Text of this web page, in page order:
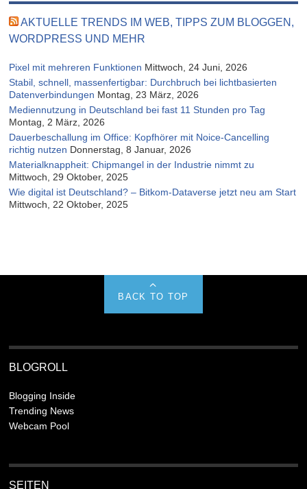
AKTUELLE TRENDS IM WEB, TIPPS ZUM BLOGGEN,
WORDPRESS UND MEHR
Pixel mit mehreren Funktionen Mittwoch, 24 Juni, 2026
Stabil, schnell, massenfertigbar: Durchbruch bei lichtbasierten
Datenverbindungen Montag, 23 März, 2026
Mediennutzung in Deutschland bei fast 11 Stunden pro Tag
Montag, 2 März, 2026
Dauerbeschallung im Office: Kopfhörer mit Noice-Cancelling
richtig nutzen Donnerstag, 8 Januar, 2026
Materialknappheit: Chipmangel in der Industrie nimmt zu
Mittwoch, 29 Oktober, 2025
Wie digital ist Deutschland? – Bitkom-Dataverse jetzt neu am Start
Mittwoch, 22 Oktober, 2025
BACK TO TOP
BLOGROLL
Blogging Inside
Trending News
Webcam Pool
SEITEN